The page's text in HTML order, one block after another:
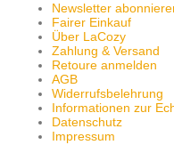
Newsletter
Fairer Einkauf
Über LaCozy
Zahlung & Versand
Retoure anmelden
AGB
Widerrufsbelehrung
Informationen zur
Datenschutz
Impressum